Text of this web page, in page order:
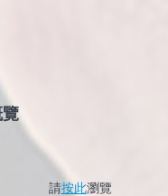
按此瀏覽